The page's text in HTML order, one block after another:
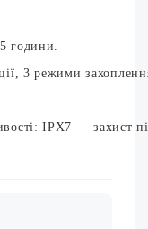
години.
3 режими
IPX7 — захист